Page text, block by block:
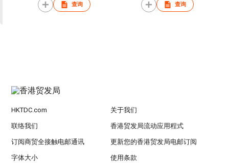
查询 查询
HKTDC.com 关于我们
联络我们 香港贸发局流动应用程式
订阅商贸全接触电邮通讯 更新您的香港贸发局电邮订阅
字体大小 使用条款